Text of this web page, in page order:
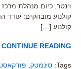
וינטר, כיום מנהלת
קולנוע מובהקים: עודד
קולנוע […]
CONTINUE READING
Tags: סינמטק